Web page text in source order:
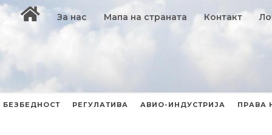
За нас Мапа на страната Контакт
БЕЗБЕДНОСТ РЕГУЛАТИВА АВИО-ИНДУСТРИЈА ПРАВА